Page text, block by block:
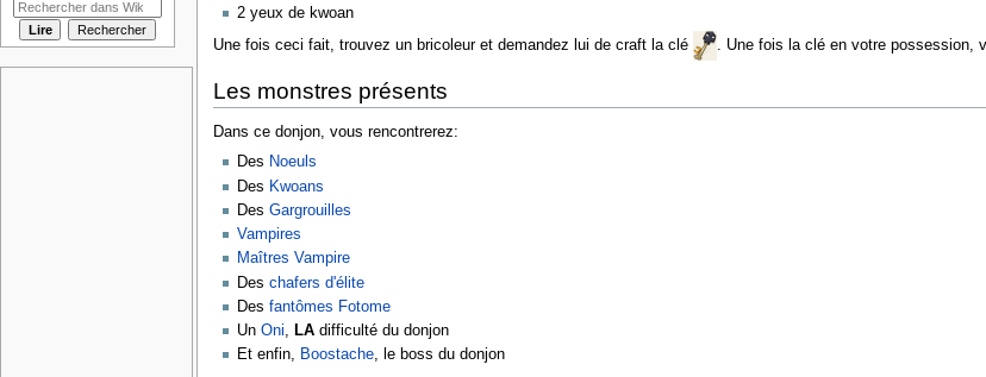
2 yeux de kwoan
Une fois ceci fait, trouvez un bricoleur et demandez lui de craft la clé
. Une fois la clé en votre possession,
Les monstres présents
Dans ce donjon, vous rencontrerez:
Des Noeuls
Des Kwoans
DesGargrouilles
Vampires
Maîtres Vampire
Deschafers d'élite
Desfantômes Fotome
UnOni, LA difficulté du donjon
Et enfin, Boostache, le boss du donjon